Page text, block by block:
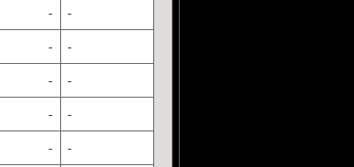
- -
- -
- -
- -
- -